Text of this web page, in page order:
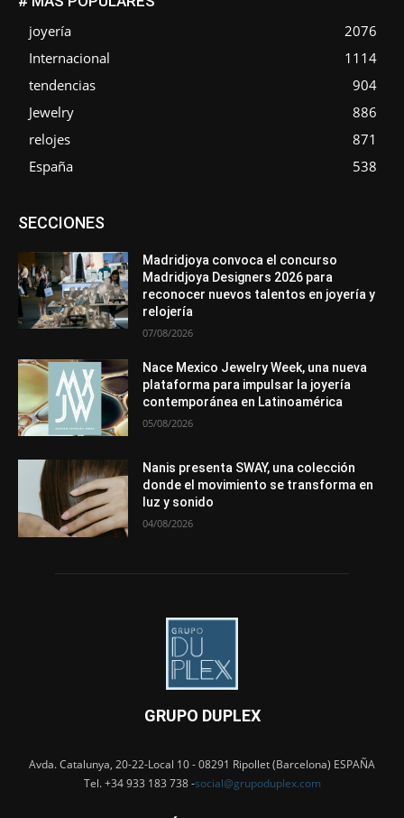
joyería
2076
Internacional
1114
tendencias
904
Jewelry
886
relojes
871
España
538
SECCIONESAsociaciones
Entrevistas
Mundo Técnico
Novedades Opiniones
Perspectiva
Premios
Secciones Sin categoría
Más
Madridjoya convoca el concurso
Madridjoya Designers 2026 para
reconocer nuevos talentos en joyería y
relojería
07/08/2026
Nace Mexico Jewelry Week, una nueva
plataforma para impulsar la joyería
contemporánea en Latinoamérica
05/08/2026
Nanis presenta SWAY, una colección
donde el movimiento se transforma en
luz y sonido
04/08/2026
GRUPO DUPLEX
Avda. Catalunya, 20-22-Local 10 - 08291 Ripollet (Barcelona) ESPAÑA
Tel. +34 933 183 738 -social@grupoduplex.com